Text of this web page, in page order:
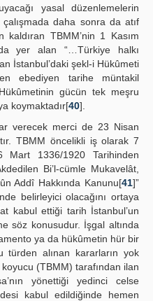
yasal düzenlemelerin
çalışmada daha sonra da atıf
kaldıran TBMM’nin 1 Kasım
yer alan “…Türkiye halkı
İstanbul’daki şekl-i Hükûmeti
ebediyen tarihe müntakil
gücün tek meşru
koymaktadır[40].
verecek merci de 23 Nisan
TBMM öncelikli iş olarak 7
Mart 1336/1920 Tarihinden
Bi’l-cümle Mukavelât,
Addî Hakkında Kanunu[41]”
belirleyici olacağını ortaya
kabul ettiği tarih İstanbul’un
söz konusudur. İşgal altında
ya da hükûmetin hür bir
türden alınan kararların yok
(TBMM) tarafından ilan
yönettiği yedinci celse
kabul edildiğinde hemen